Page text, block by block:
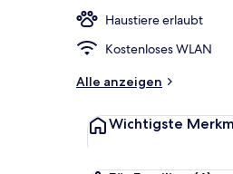
Haustiere erlaubt
Kostenloses WLAN
Alle anzeigen
Wichtigste